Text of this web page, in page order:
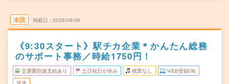
未読 掲載日 2026/08/06
《9:30スタート》駅チカ企業＊かんたん総務
のサポート事務／時給1750円！
交通費別途支給あり 土日祝日が休み 残業なし WEB登録OK
派遣